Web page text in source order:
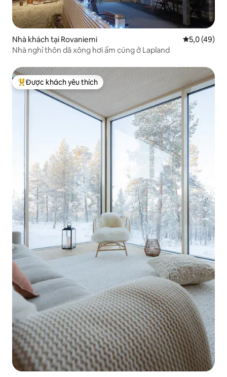
Nhà khách tại Rovaniemi Xếp hạng
5,0 (49)
Nhà nghỉ thôn dã xông hơi ấm cúng ở Lapland
Được khách yêu thích nhất
Được khách yêu thích